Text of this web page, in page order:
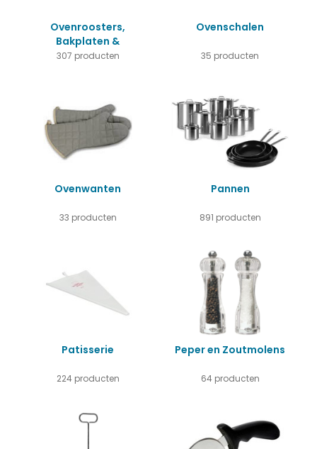
Ovenroosters,
Bakplaten &
Bakblikken
307 producten
Ovenschalen
35 producten
Ovenwanten
33 producten
Pannen
891 producten
Patisserie
224 producten
Peper en Zoutmolens
64 producten